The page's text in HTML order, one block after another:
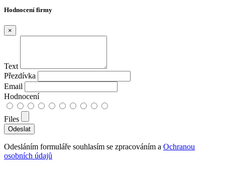
Hodnocení firmy
×
Text
Přezdívka
Email
Hodnocení
Files
Odesláním formuláře souhlasím se zpracováním a Ochranou
osobních údajů